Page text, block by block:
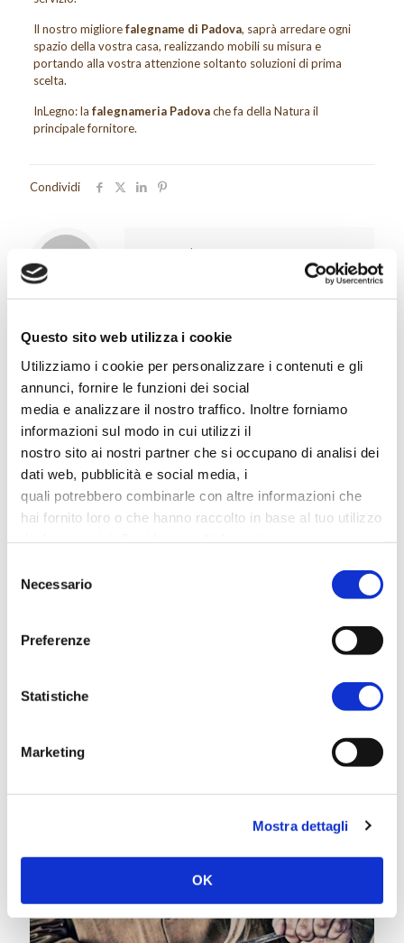
Questo sito web utilizza i cookie
Utilizziamo i cookie per personalizzare i contenuti e gli
annunci, fornire le funzioni dei social
media e analizzare il nostro traffico. Inoltre forniamo
informazioni sul modo in cui utilizzi il
nostro sito ai nostri partner che si occupano di analisi dei
dati web, pubblicità e social media, i
quali potrebbero combinarle con altre informazioni che
hai fornito loro o che hanno raccolto in base al tuo utilizzo
modificarlo andando alla pagina dei
delNecessario
Preferenze
Statistiche
Marketing
Mostra dettagli
OK
Il nostro migliorefalegname di Padova, saprà arredare ogni
spazio della vostra casa, realizzando mobili su misura e
portando alla vostra attenzione soltanto soluzioni di prima
scelta.
InLegno: la falegnameria Padovache fa della Natura il
principale fornitore.
Condividi
In Legno | Padova
Articoli correlati
1 Luglio 2013
Continua a leggere...